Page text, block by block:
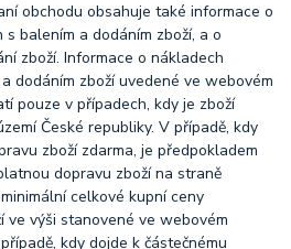
obchodu obsahuje také informace o
balením a dodáním zboží, a o
zboží. Informace o nákladech
dodáním zboží uvedené ve webovém
pouze v případech, kdy je zboží
České republiky. V případě, kdy
zboží zdarma, je předpokladem
dopravu zboží na straně
celkové kupní ceny
ve výši stanovené ve webovém
kdy dojde k částečnému